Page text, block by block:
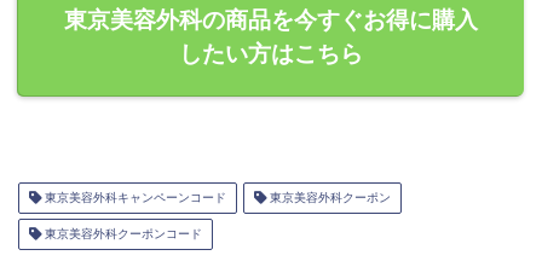
東京美容外科の商品を今すぐお得に購入
したい方はこちら
東京美容外科キャンペーンコード 東京美容外科クーポン
東京美容外科クーポンコード